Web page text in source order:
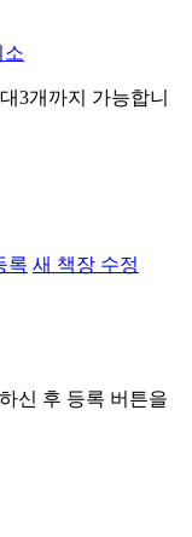
소
3개까지 가능합니
록 새 책장 수정
신 후 등록 버튼을